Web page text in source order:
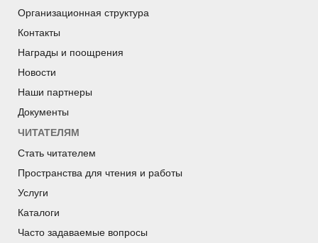
Организационная структура
Контакты
Награды и поощрения
Новости
Наши партнеры
Документы
ЧИТАТЕЛЯМ
Стать читателем
Пространства для чтения и работы
Услуги
Каталоги
Часто задаваемые вопросы